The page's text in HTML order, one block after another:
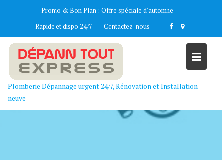
Promo & Bon Plan : Offre spéciale d'automne
Rapide et dispo 24/7
Contactez-nous
Plomberie Dépannage urgent 24/7, Rénovation et Installation
neuve